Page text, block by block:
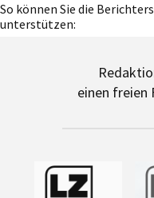
So können Sie die
unterstützen:
einen freien